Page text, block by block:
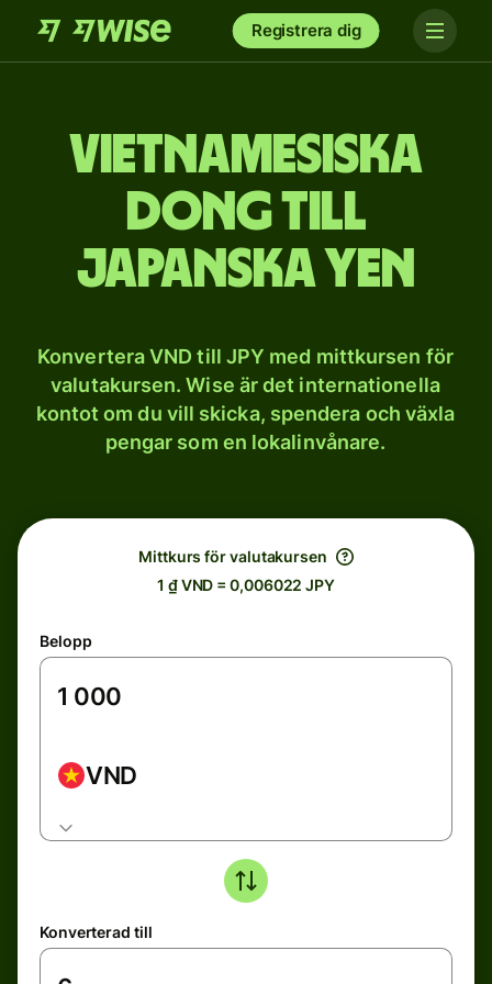
Registrera dig
Vietnamesiska
dong till
japanska yen
Konvertera VND till JPY med mittkursen för
valutakursen. Wise är det internationella
kontot om du vill skicka, spendera och växla
pengar som en lokalinvånare.
Mittkurs för valutakursen
1 ₫ VND = 0,006022 JPY
Belopp
VND
Konverterad till